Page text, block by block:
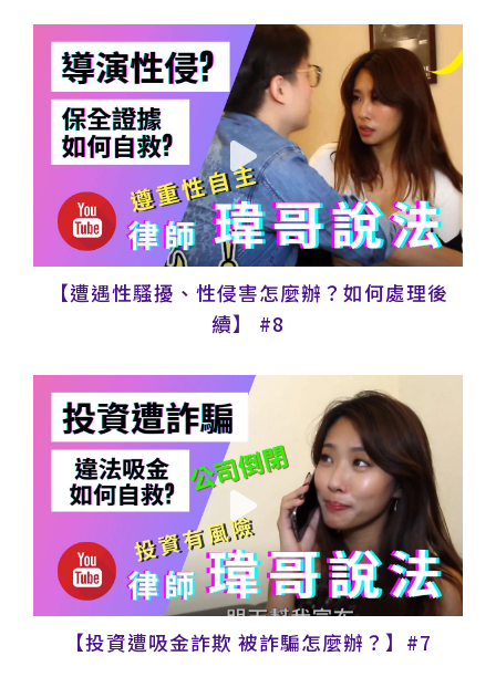
【遭遇性騷擾、性侵害怎麼辦？如何處理後
續】 #8
【投資遭吸金詐欺 被詐騙怎麼辦？】#7